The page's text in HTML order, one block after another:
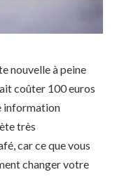
nouvelle à peine
coûter 100 euros
information
très
car ce que vous
changer votre